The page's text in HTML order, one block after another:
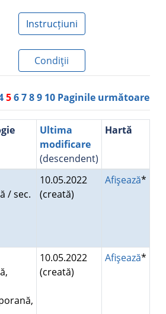
Instrucțiuni
Condiţii
56789 10 Paginile următoare
Ultima
modificare
(descendent)
Hartă
/ sec.
10.05.2022
(creată)
Afişează*
10.05.2022
(creată)
Afişează*